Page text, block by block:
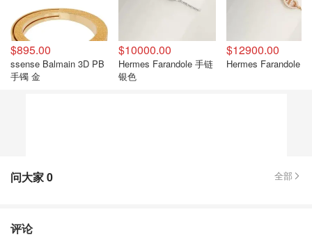
$895.00
ssense Balmain 3D PB
手镯 金
$10000.00
Hermes Farandole 手链
银色
$12900.00
Hermes Farandole
问大家0 全部
评论